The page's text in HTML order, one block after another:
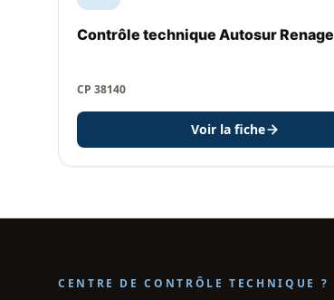
Contrôle technique Autosur Renage
CP 38140
Voir la fiche
CENTRE DE CONTRÔLE TECHNIQUE ?